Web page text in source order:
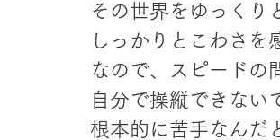
その世界をゆっくり
しっかりとこわさを
なので、スピードの
自分で操縦できない
根本的に苦手なんだ